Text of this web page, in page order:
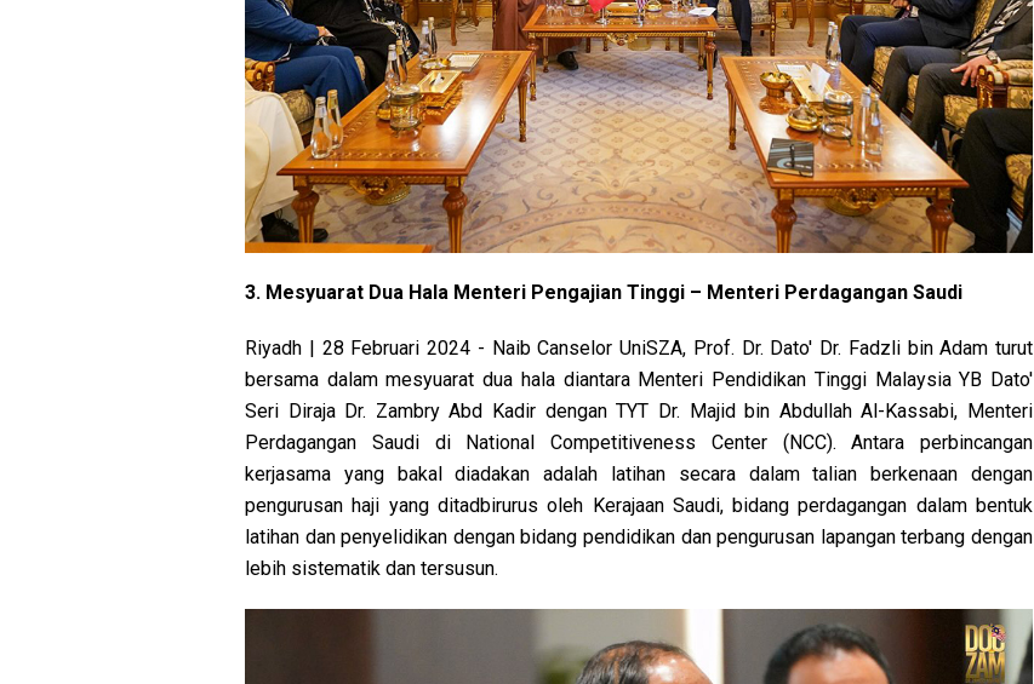
3. Mesyuarat Dua Hala Menteri Pengajian Tinggi – Menteri Perdagangan Saudi
Riyadh | 28 Februari 2024 - Naib Canselor UniSZA, Prof. Dr. Dato' Dr. Fadzli bin Adam turut
bersama dalam mesyuarat dua hala diantara Menteri Pendidikan Tinggi Malaysia YB Dato'
Seri Diraja Dr. Zambry Abd Kadir dengan TYT Dr. Majid bin Abdullah Al-Kassabi, Menteri
Perdagangan Saudi di National Competitiveness Center (NCC). Antara perbincangan
kerjasama yang bakal diadakan adalah latihan secara dalam talian berkenaan dengan
pengurusan haji yang ditadbirurus oleh Kerajaan Saudi, bidang perdagangan dalam bentuk
latihan dan penyelidikan dengan bidang pendidikan dan pengurusan lapangan terbang dengan
lebih sistematik dan tersusun.